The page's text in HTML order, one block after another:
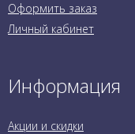
Оформить заказ
Личный кабинет
Информация
Акции и скидки